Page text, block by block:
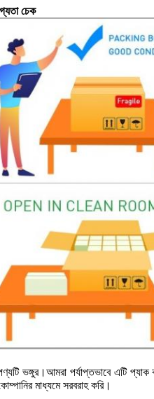
চেক
ভঙ্গুর।আমরা পর্যাপ্তভাবে এটি
মাধ্যমে সরবরাহ করি।